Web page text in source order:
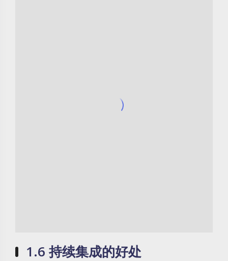
1.6 持续集成的好处